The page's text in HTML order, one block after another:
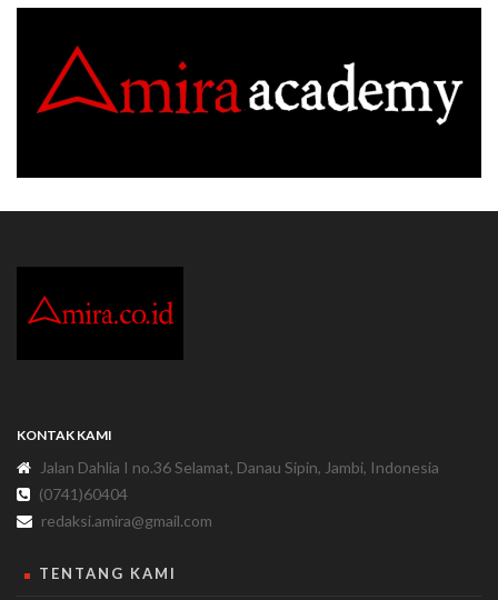
KONTAK KAMI
Jalan Dahlia I no.36 Selamat, Danau Sipin, Jambi, Indonesia
(0741)60404
redaksi.amira@gmail.com
TENTANG KAMI